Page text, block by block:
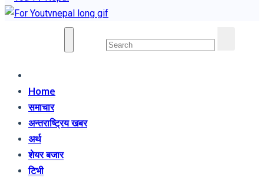
Home
समाचार
अन्तराष्ट्रिय खबर
अर्थ
शेयर बजार
टिभी